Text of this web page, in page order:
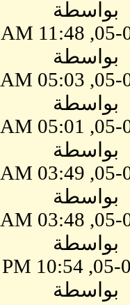
بواسطة
05-09-
بواسطة
05-09-
بواسطة
05-09-
بواسطة
05-09-
بواسطة
05-09-
بواسطة
05-08-
بواسطة